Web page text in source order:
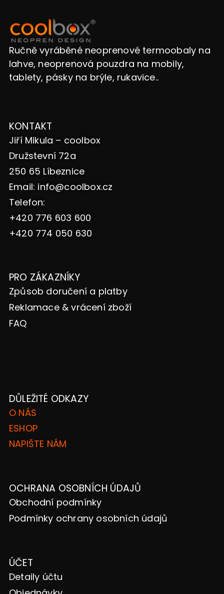
Ručně vyráběné neoprenové termoobaly na
lahve, neoprenová pouzdra na mobily,
tablety, pásky na brýle, rukavice..
KONTAKT
Jiří Mikula – coolbox
Družstevní 72a
250 65 Líbeznice
Email: info@coolbox.cz
Telefon:
+420 776 603 600
+420 774 050 630
PRO ZÁKAZNÍKY
Způsob doručení a platby
Reklamace & vrácení zboží
FAQ
DŮLEŽITÉ ODKAZY
O NÁS
ESHOP
NAPIŠTE NÁM
OCHRANA OSOBNÍCH ÚDAJŮ
Obchodní podmínky
Podmínky ochrany osobních údajů
ÚČET
Detaily účtu